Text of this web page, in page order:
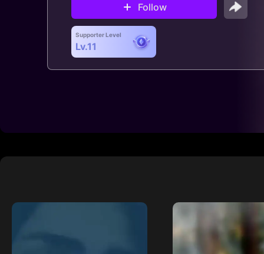
Follow
Supporter Level
Lv.11